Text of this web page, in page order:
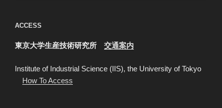
ACCESS
東京大学生産技術研究所 交通案内
Institute of Industrial Science (IIS), the University of Tokyo
How To Access